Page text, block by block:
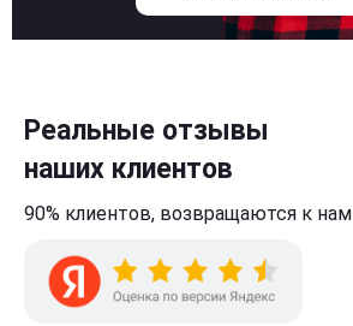
Реальные отзывы
наших клиентов
90% клиентов, возвращаются к нам